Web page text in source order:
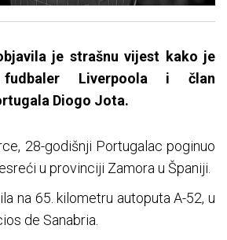
je strašnu vijest kako je
Liverpoola i član
Diogo Jota.
28-godišnji Portugalac poginuo
u provinciji Zamora u Španiji.
na 65. kilometru autoputa A-52, u
de Sanabria.